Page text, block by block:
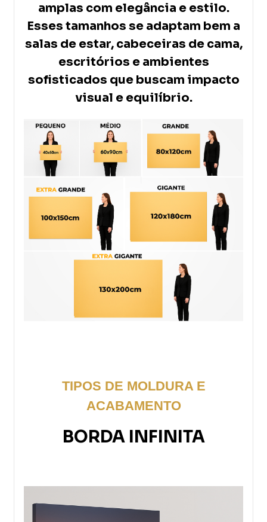
amplas com elegância e estilo.
Esses tamanhos se adaptam bem a
salas de estar, cabeceiras de cama,
escritórios e ambientes
sofisticados que buscam impacto
visual e equilíbrio.
TIPOS DE MOLDURA E
ACABAMENTO
BORDA INFINITA